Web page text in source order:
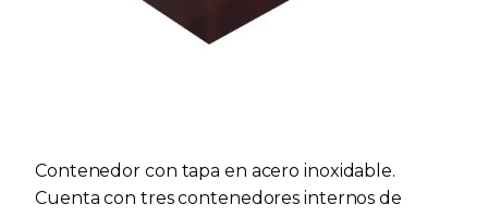
Contenedor con tapa en acero inoxidable.
Cuenta con tres contenedores internos de